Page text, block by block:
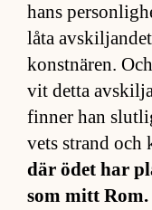
hans
låta
konst­nä­ren.
vit detta
fin­ner han
vets strand och
där ödet har
som mitt